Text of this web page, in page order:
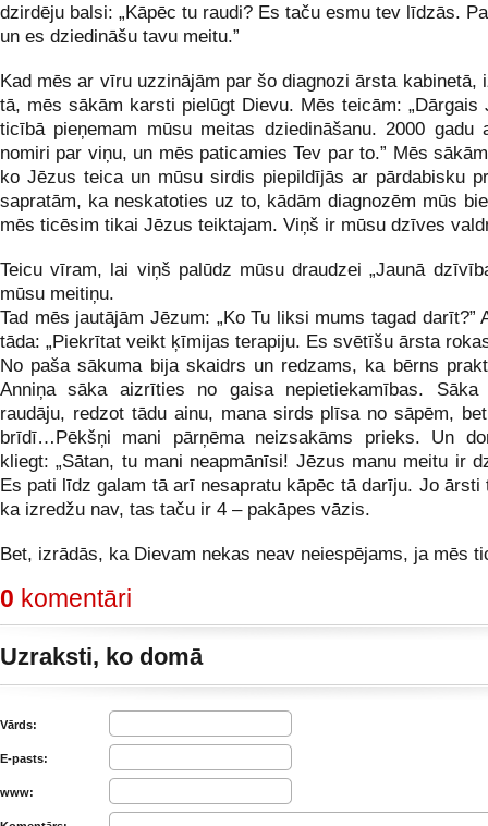
dzirdēju balsi: „Kāpēc tu raudi? Es taču esmu tev līdzās.
un es dziedināšu tavu meitu.”
Kad mēs ar vīru uzzinājām par šo diagnozi ārsta kabinetā,
tā, mēs sākām karsti pielūgt Dievu. Mēs teicām: „Dārgais
ticībā pieņemam mūsu meitas dziedināšanu. 2000 gadu
nomiri par viņu, un mēs paticamies Tev par to.” Mēs
ko Jēzus teica un mūsu sirdis piepildījās ar pārdabisku
sapratām, ka neskatoties uz to, kādām diagnozēm mūs
mēs ticēsim tikai Jēzus teiktajam. Viņš ir mūsu dzīves
Teicu vīram, lai viņš palūdz mūsu draudzei „Jaunā
mūsu meitiņu.
Tad mēs jautājām Jēzum: „Ko Tu liksi mums tagad darīt?”
tāda: „Piekrītat veikt ķīmijas terapiju. Es svētīšu ārsta
No paša sākuma bija skaidrs un redzams, ka bērns
Anniņa sāka aizrīties no gaisa nepietiekamības.
raudāju, redzot tādu ainu, mana sirds plīsa no sāpēm,
brīdī…Pēkšņi mani pārņēma neizsakāms prieks. Un
kliegt: „Sātan, tu mani neapmānīsi! Jēzus manu meitu ir
Es pati līdz galam tā arī nesapratu kāpēc tā darīju. Jo ārsti
ka izredžu nav, tas taču ir 4 – pakāpes vāzis.
Bet, izrādās, ka Dievam nekas neav neiespējams, ja mēs
0 komentāri
Uzraksti, ko domā
Vārds:
E-pasts:
www: